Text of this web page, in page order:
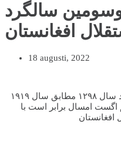
سالگرد
افغانستان
18 augusti, 2022
استرداد استقلال افغانستان در ۲۸ اسد سال ۱۲۹۸ مطابق سال ۱۹۱۹
نزدهم اگست امسال برابر است با
افغانستان